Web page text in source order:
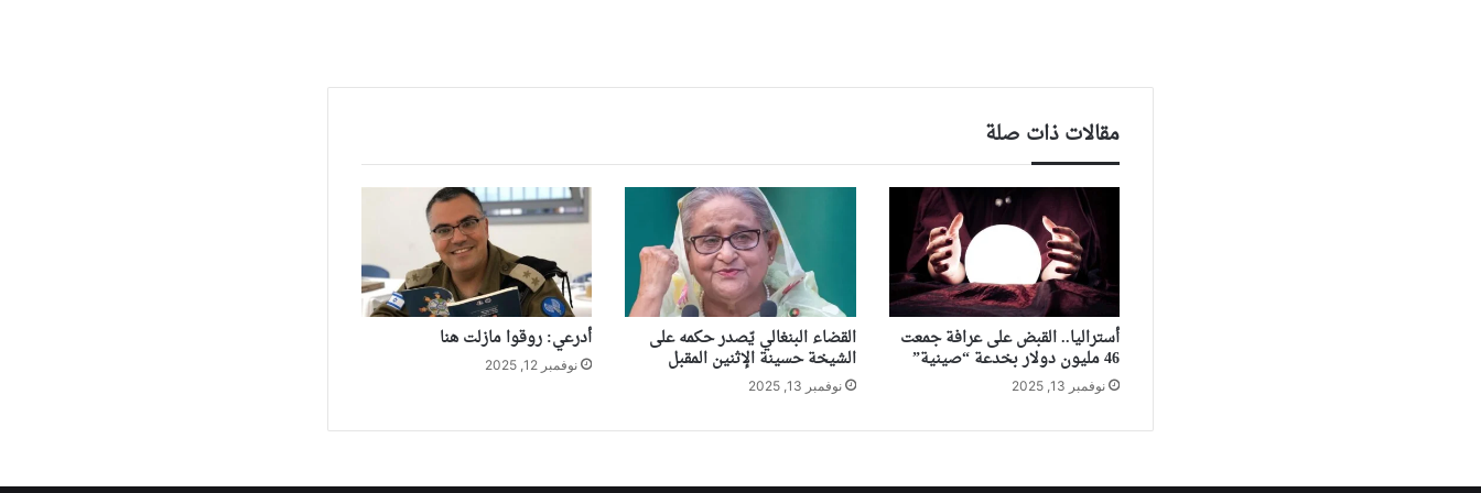
مقالات ذات صلة
أستراليا.. القبض على عرافة جمعت
46 مليون دولار بخدعة “صينية”
نوفمبر 13, 2025
القضاء البنغالي يّصدر حكمه على
الشيخة حسينة الإثنين المقبل
نوفمبر 13, 2025
أدرعي: روقوا مازلت هنا
نوفمبر 12, 2025